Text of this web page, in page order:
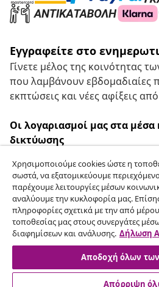
Εγγραφείτε στο
Γίνετε μέλος της κοινότητας
που λαμβάνουν εβδομαδιαίες
εκπτώσεις και νέες αφίξεις
Οι λογαριασμοί μας στα μέσα
δικτύωσης
Υπαναχώρηση από τη
Υποβάλετε αίτημα
παραγγελία σας.
Υπαναχώρηση από
Χρησιμοποιούμε cookies ώστε η
σωστά, να εξατομικεύουμε
παρέχουμε λειτουργίες μέσων
αναλύουμε την κυκλοφορία μας.
πληροφορίες σχετικά με την από
τοποθεσίας μας στους συνεργάτες
διαφημίσεων και ανάλυσης. Δήλωση
Αποδοχή όλων
Απόρριψη